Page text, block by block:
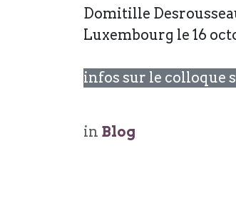
Domitille
Luxembourg le 16
infos sur le colloque
in Blog